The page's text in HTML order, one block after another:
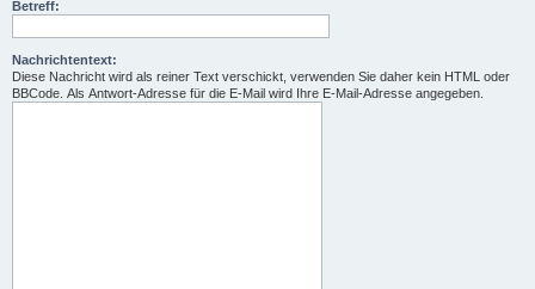
Betreff:
Nachrichtentext:
Diese Nachricht wird als reiner Text verschickt, verwenden Sie daher kein HTML oder
BBCode. Als Antwort-Adresse für die E-Mail wird Ihre E-Mail-Adresse angegeben.